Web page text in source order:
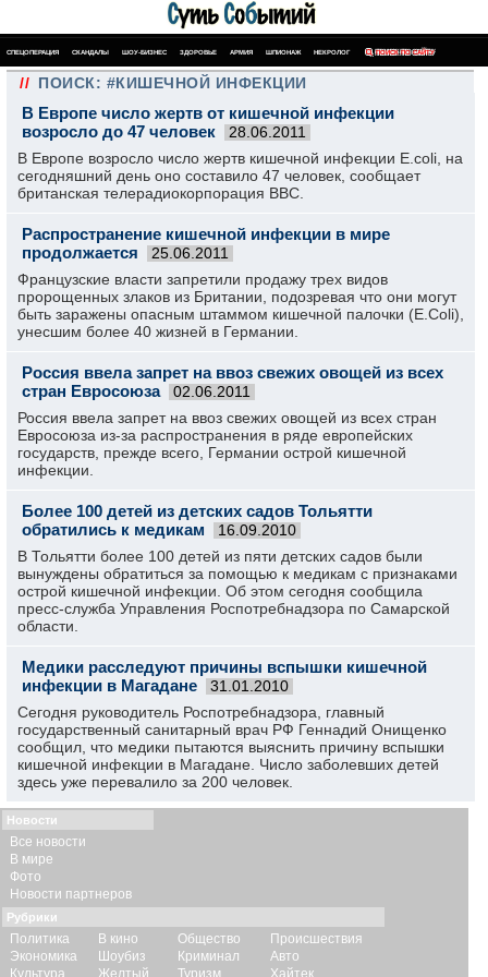
СПЕЦОПЕРАЦИЯ СКАНДАЛЫ ШОУ-БИЗНЕС ЗДОРОВЬЕ АРМИЯ ШПИОНАЖ НЕКРОЛОГ ПОИСК ПО САЙТУ
// ПОИСК: #КИШЕЧНОЙ ИНФЕКЦИИ
В Европе число жертв от кишечной инфекции
возросло до 47 человек
28.06.2011
В Европе возросло число жертв кишечной инфекции E.coli, на
сегодняшний день оно составило 47 человек, сообщает
британская телерадиокорпорация BBC.
Распространение кишечной инфекции в мире
продолжается
25.06.2011
Французские власти запретили продажу трех видов
пророщенных злаков из Британии, подозревая что они могут
быть заражены опасным штаммом кишечной палочки (E.Coli),
унесшим более 40 жизней в Германии.
Россия ввела запрет на ввоз свежих овощей из всех
стран Евросоюза
02.06.2011
Россия ввела запрет на ввоз свежих овощей из всех стран
Евросоюза из-за распространения в ряде европейских
государств, прежде всего, Германии острой кишечной
инфекции.
Более 100 детей из детских садов Тольятти
обратились к медикам
16.09.2010
В Тольятти более 100 детей из пяти детских садов были
вынуждены обратиться за помощью к медикам с признаками
острой кишечной инфекции. Об этом сегодня сообщила
пресс-служба Управления Роспотребнадзора по Самарской
области.
Медики расследуют причины вспышки кишечной
инфекции в Магадане
31.01.2010
Сегодня руководитель Роспотребнадзора, главный
государственный санитарный врач РФ Геннадий Онищенко
сообщил, что медики пытаются выяснить причину вспышки
кишечной инфекции в Магадане. Число заболевших детей
здесь уже перевалило за 200 человек.
Новости
Все новости
В мире
Фото
Новости партнеров
Рубрики
Политика
Экономика
Культура
В кино
Шоубиз
Желтый
Общество
Криминал
Туризм
Происшествия
Авто
Хайтек